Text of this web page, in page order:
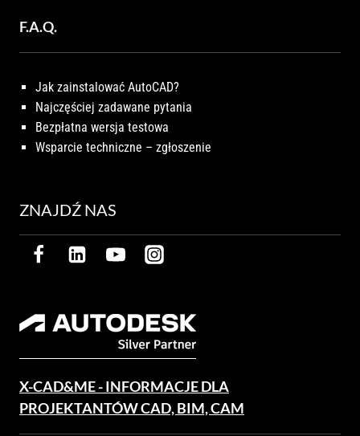
F.A.Q.
Jak zainstalować AutoCAD?
Najczęściej zadawane pytania
Bezpłatna wersja testowa
Wsparcie techniczne – zgłoszenie
ZNAJDŹ NAS
X-CAD&ME - INFORMACJE DLA
PROJEKTANTÓW CAD, BIM, CAM